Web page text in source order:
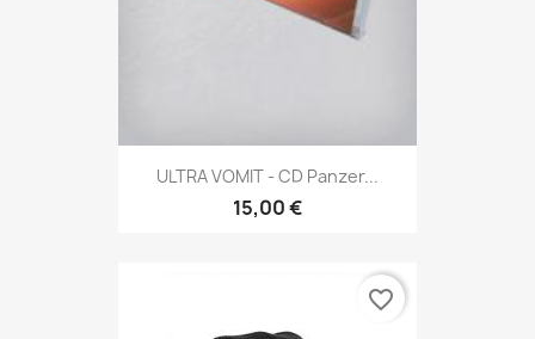
ULTRA VOMIT - CD Panzer...
15,00 €
favorite_border